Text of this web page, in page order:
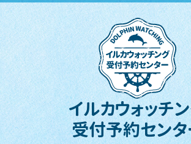
イルカウォッチ
受付予約セン